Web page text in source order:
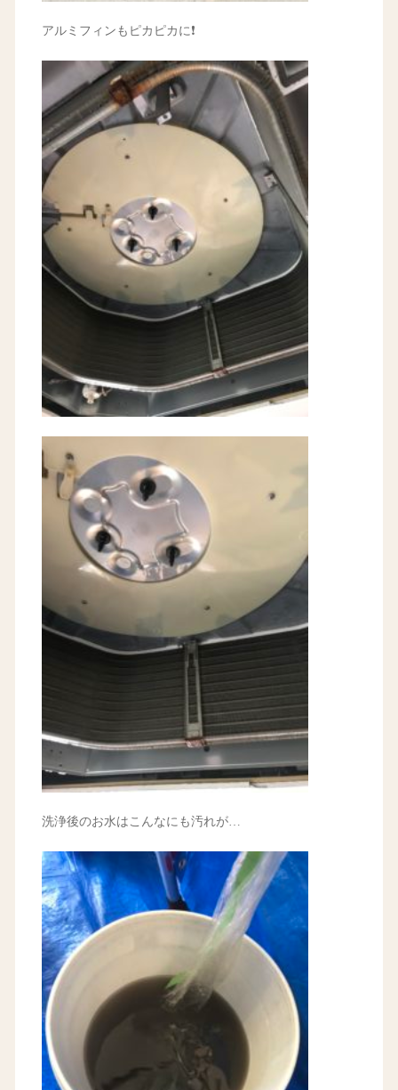
アルミフィンもピカピカに❗️
洗浄後のお水はこんなにも汚れが…